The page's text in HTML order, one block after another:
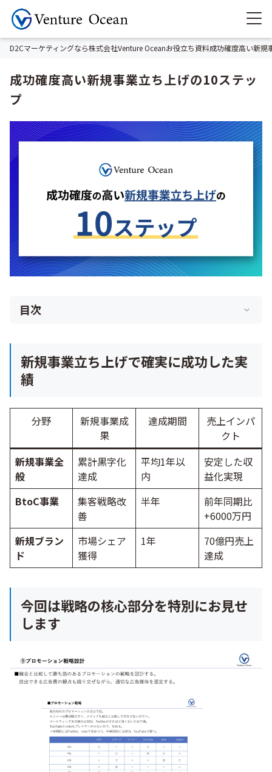
D2Cマーケティングなら株式会社Venture Oceanお役立ち資料成功確度高い新規
成功確度高い新規事業立ち上げの10ステッ
プ
目次
新規事業立ち上げで確実に成功した実
績
分野
新規事業成
果
達成期間
売上インパ
クト
新規事業全
般
累計黒字化
達成
平均1年以
内
安定した収
益化実現
BtoC事業
集客戦略改
善
半年
前年同期比
+6000万円
新規ブラン
ド
市場シェア
獲得
1年
70億円売上
達成
今回は戦略の核心部分を特別にお見せ
します